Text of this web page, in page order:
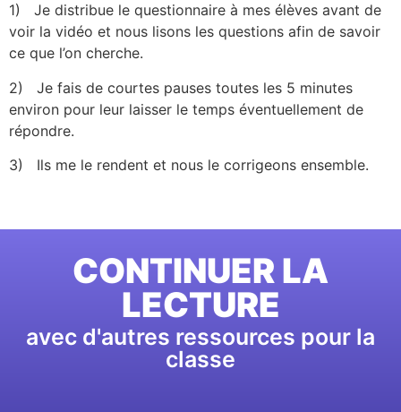
1) Je distribue le questionnaire à mes élèves avant de
voir la vidéo et nous lisons les questions afin de savoir
ce que l’on cherche.
2) Je fais de courtes pauses toutes les 5 minutes
environ pour leur laisser le temps éventuellement de
répondre.
3) Ils me le rendent et nous le corrigeons ensemble.
CONTINUER LA
LECTURE
avec d'autres ressources pour la
classe